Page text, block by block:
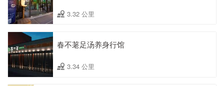
3.32 公里
春不荖足汤养身行馆
3.34 公里